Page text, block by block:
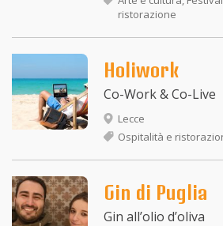
ristorazione
Holiwork
Co-Work & Co-Live
Lecce
Ospitalità e
Gin di Puglia
Gin all’olio d’oliva